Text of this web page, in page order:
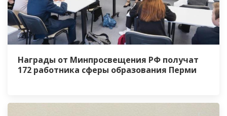
Награды от Минпросвещения РФ получат
172 работника сферы образования Перми